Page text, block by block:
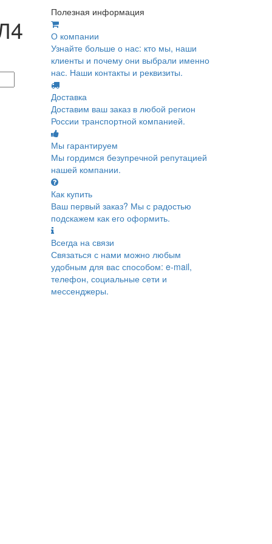
Полезная информация
О компании
Узнайте больше о нас: кто мы, наши
клиенты и почему они выбрали именно
нас. Наши контакты и реквизиты.
Доставка
Доставим ваш заказ в любой регион
России транспортной компанией.
Мы гарантируем
Мы гордимся безупречной репутацией
нашей компании.
Как купить
Ваш первый заказ? Мы с радостью
подскажем как его оформить.
Всегда на связи
Связаться с нами можно любым
удобным для вас способом: e-mail,
телефон, социальные сети и
мессенджеры.